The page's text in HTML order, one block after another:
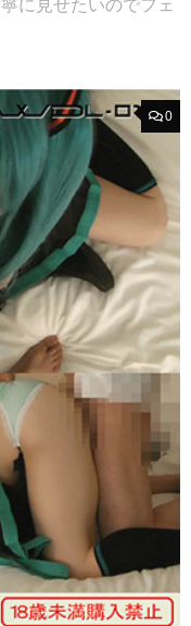
に見せたいのでフェ
0